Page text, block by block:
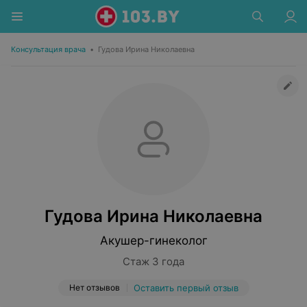
Консультация врача • Гудова Ирина Николаевна
Гудова Ирина Николаевна
Акушер-гинеколог
Стаж 3 года
Нет отзывов Оставить первый отзыв